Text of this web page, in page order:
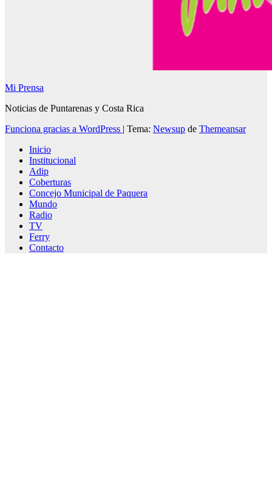
Mi Prensa
Noticias de Puntarenas y Costa Rica
Funciona gracias a WordPress | Tema: Newsup de Themeansar
Inicio
Institucional
Adip
Coberturas
Concejo Municipal de Paquera
Mundo
Radio
TV
Ferry
Contacto